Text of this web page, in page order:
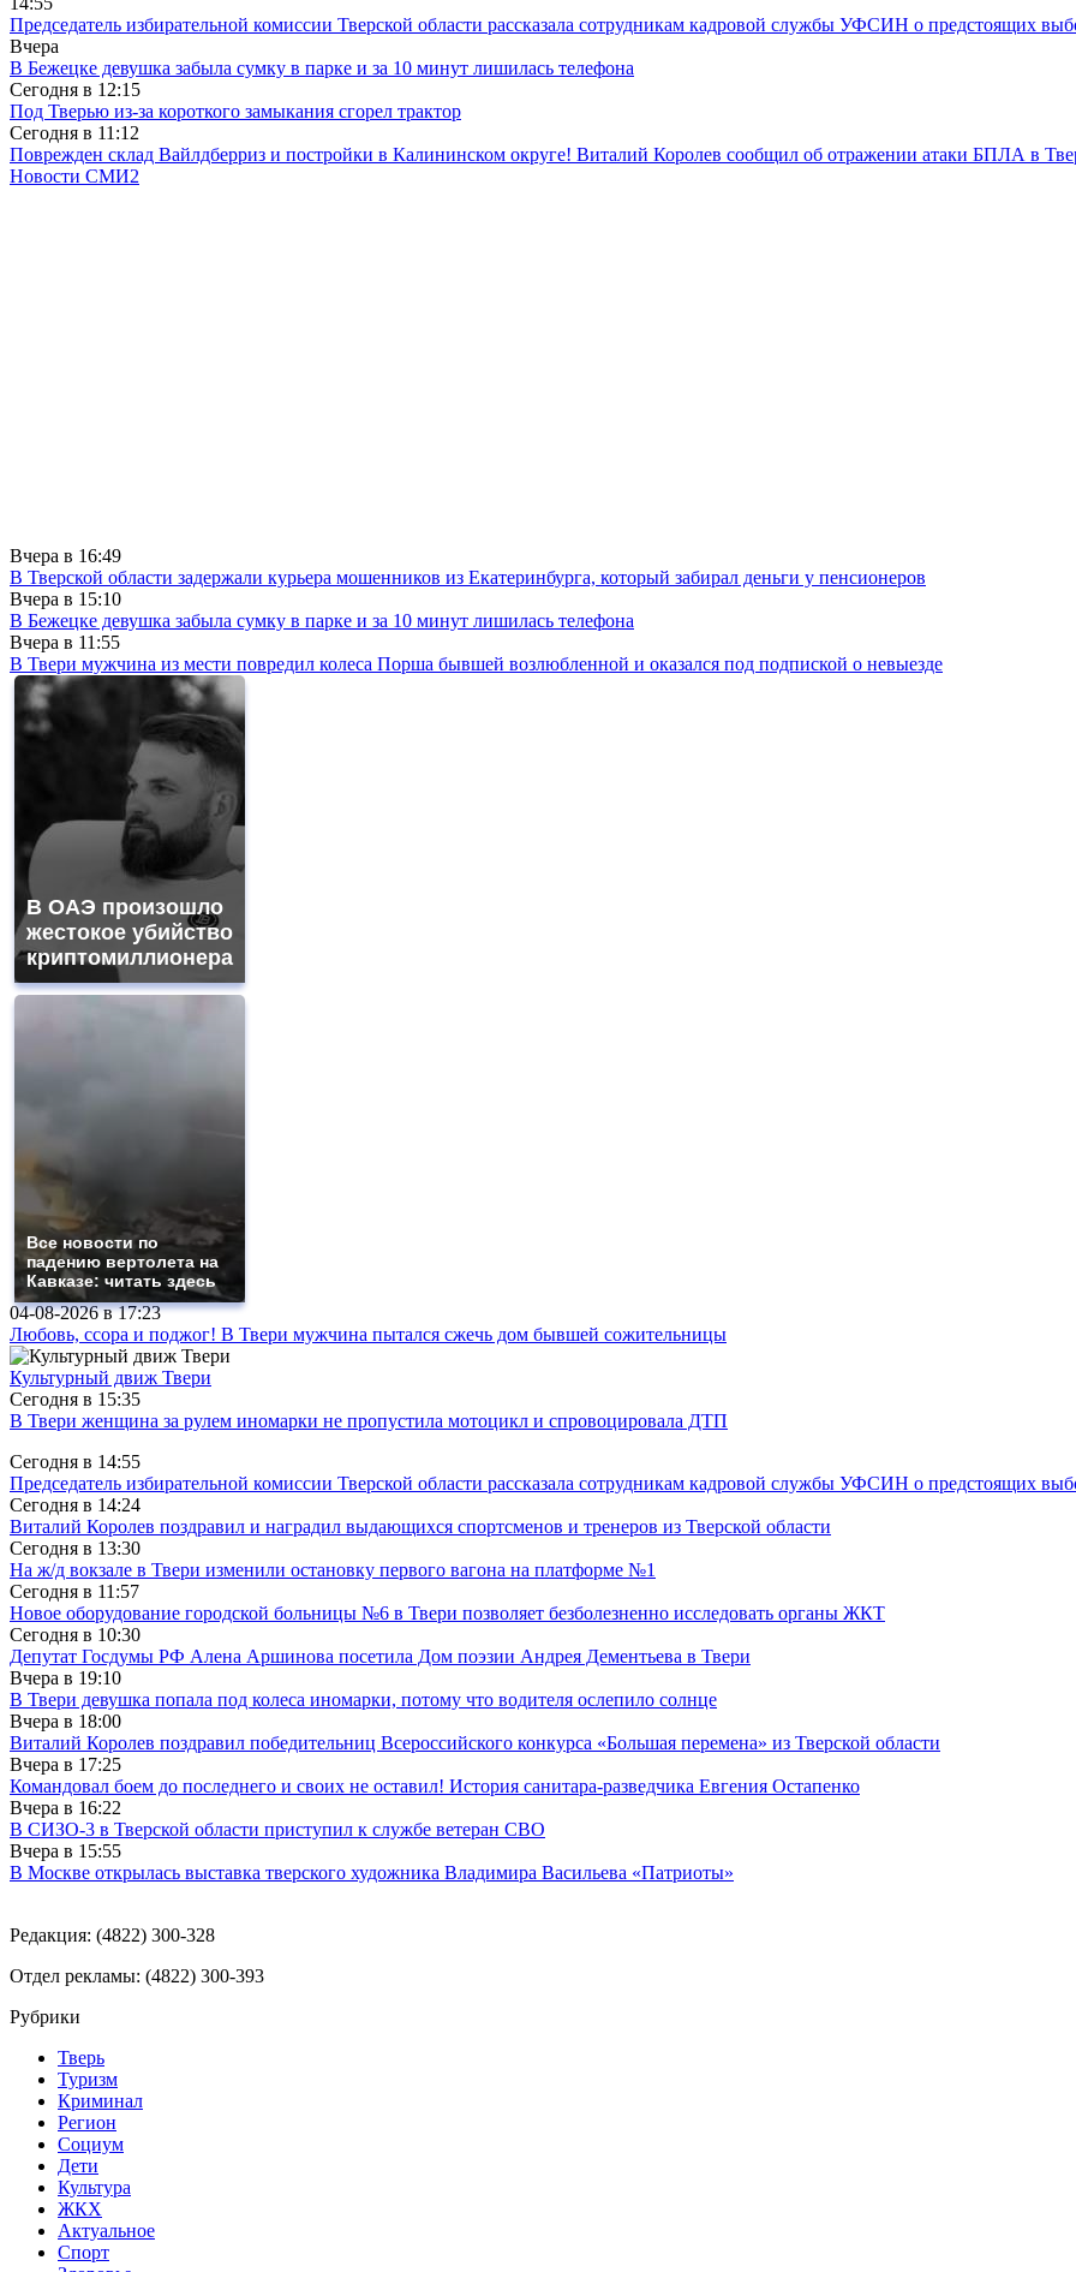
Председатель избирательной комиссии Тверской области рассказала сотрудникам кадровой службы УФСИН о предстоящих
Вчера
В Бежецке девушка забыла сумку в парке и за 10 минут лишилась телефона
Сегодня в 12:15
Под Тверью из-за короткого замыкания сгорел трактор
Сегодня в 11:12
Поврежден склад Вайлдберриз и постройки в Калининском округе! Виталий Королев сообщил об отражении атаки БПЛА в
Новости СМИ2
Вчера в 16:49
В Тверской области задержали курьера мошенников из Екатеринбурга, который забирал деньги у пенсионеров
Вчера в 15:10
В Бежецке девушка забыла сумку в парке и за 10 минут лишилась телефона
Вчера в 11:55
В Твери мужчина из мести повредил колеса Порша бывшей возлюбленной и оказался под подпиской о невыезде
В ОАЭ произошло
жестокое убийство
криптомиллионера
Все новости по
падению вертолета на
Кавказе: читать здесь
04-08-2026 в17:23
Любовь, ссора и поджог! В Твери мужчина пытался сжечь дом бывшей сожительницы
Культурный движ Твери
Сегодня в 15:35
В Твери женщина за рулем иномарки не пропустила мотоцикл и спровоцировала ДТП
Сегодня в 14:55
Председатель избирательной комиссии Тверской области рассказала сотрудникам кадровой службы УФСИН о предстоящих
Сегодня в 14:24
Виталий Королев поздравил и наградил выдающихся спортсменов и тренеров из Тверской области
Сегодня в 13:30
На ж/д вокзале в Твери изменили остановку первого вагона на платформе №1
Сегодня в 11:57
Новое оборудование городской больницы №6 в Твери позволяет безболезненно исследовать органы ЖКТ
Сегодня в 10:30
Депутат Госдумы РФ Алена Аршинова посетила Дом поэзии Андрея Дементьева в Твери
Вчера в 19:10
В Твери девушка попала под колеса иномарки, потому что водителя ослепило солнце
Вчера в 18:00
Виталий Королев поздравил победительниц Всероссийского конкурса «Большая перемена» из Тверской области
Вчера в 17:25
Командовал боем до последнего и своих не оставил! История санитара-разведчика Евгения Остапенко
Вчера в 16:22
В СИЗО-3 в Тверской области приступил к службе ветеран СВО
Вчера в 15:55
В Москве открылась выставка тверского художника Владимира Васильева «Патриоты»
Редакция: (4822) 300-328
Отдел рекламы: (4822) 300-393
Рубрики
Тверь
Туризм
Криминал
Регион
Социум
Дети
Культура
ЖКХ
Актуальное
Спорт